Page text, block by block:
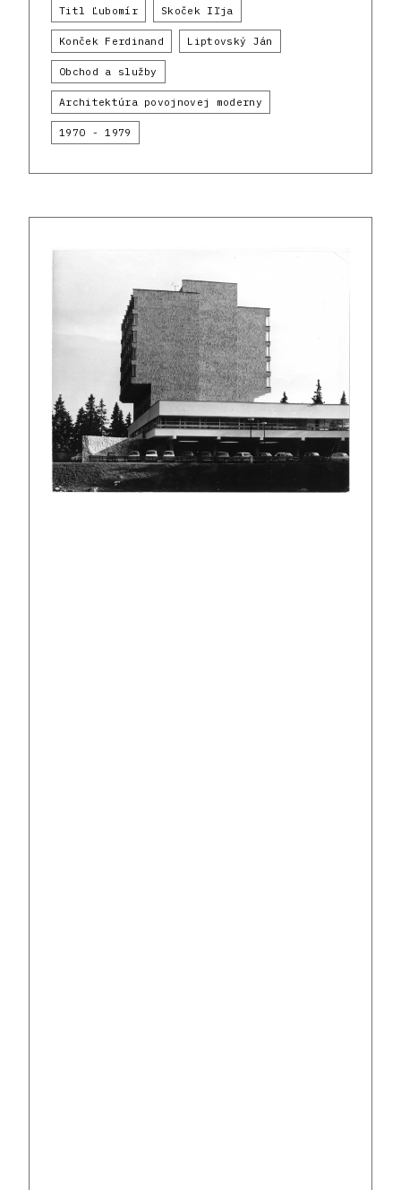
Titl Ľubomír Skoček Iľja
Konček Ferdinand Liptovský Ján
Obchod a služby
Architektúra povojnovej moderny
1970 - 1979